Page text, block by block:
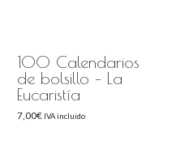
100 Calendarios
de bolsillo – La
Eucaristía
7,00€ IVA incluido